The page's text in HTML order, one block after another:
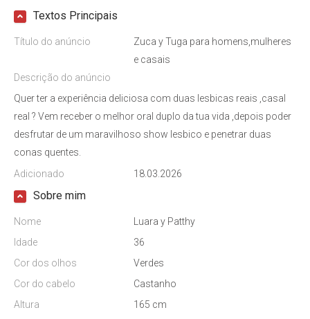
Textos Principais
Título do anúncio
Zuca y Tuga para homens,mulheres
e casais
Descrição do anúncio
Quer ter a experiência deliciosa com duas lesbicas reais ,casal
real ? Vem receber o melhor oral duplo da tua vida ,depois poder
desfrutar de um maravilhoso show lesbico e penetrar duas
conas quentes.
Adicionado
18.03.2026
Sobre mim
Nome
Luara y Patthy
Idade
36
Cor dos olhos
Verdes
Cor do cabelo
Castanho
Altura
165 cm